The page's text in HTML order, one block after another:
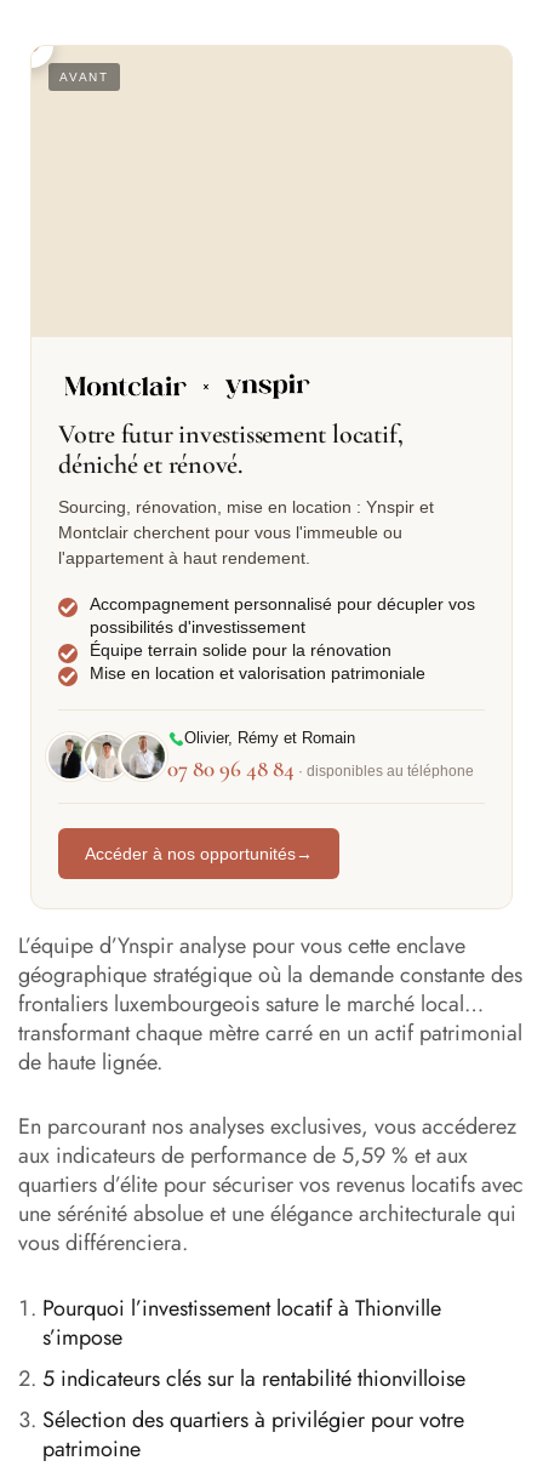
Ynspir Invest : la métamorphose des biens au service du
Votre futur investissement locatif,
déniché et rénové.
Sourcing, rénovation, mise en location : Ynspir et
Montclair cherchent pour vous l'immeuble ou
l'appartement à haut rendement.
Accompagnement personnalisé pour décupler vos
possibilités d'investissement
Équipe terrain solide pour la rénovation
Mise en location et valorisation patrimoniale
Olivier, Rémy et Romain
07 80 96 48 84 · disponibles au téléphone
Accéder à nos opportunités→
AVANT
L’équipe d’Ynspir analyse pour vous cette enclave
géographique stratégique où la demande constante des
frontaliers luxembourgeois sature le marché local…
transformant chaque mètre carré en un actif patrimonial
de haute lignée.
En parcourant nos analyses exclusives, vous accéderez
aux indicateurs de performance de 5,59 % et aux
quartiers d’élite pour sécuriser vos revenus locatifs avec
une sérénité absolue et une élégance architecturale qui
vous différenciera.
Pourquoi l’investissement locatif à Thionville
s’impose
5 indicateurs clés sur la rentabilité thionvilloise
Sélection des quartiers à privilégier pour votre
patrimoine